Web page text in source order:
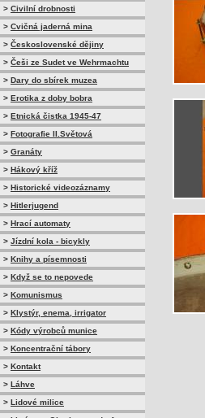
> Civilní drobnosti
> Cvičná jaderná mina
> Československé dějiny
> Češi ze Sudet ve Wehrmachtu
> Dary do sbírek muzea
> Erotika z doby bobra
> Etnická čistka 1945-47
> Fotografie II.Světová
> Granáty
> Hákový kříž
> Historické videozáznamy
> Hitlerjugend
> Hrací automaty
> Jízdní kola - bicykly
> Knihy a písemnosti
> Když se to nepovede
> Komunismus
> Klystýr, enema, irrigator
> Kódy výrobců munice
> Koncentrační tábory
> Kontakt
> Láhve
> Lidové milice